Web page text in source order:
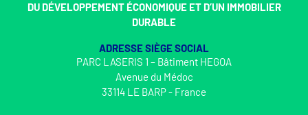
DU DÉVELOPPEMENT ÉCONOMIQUE ET D’UN IMMOBILIER
DURABLE
ADRESSE SIÈGE SOCIAL
PARC LASERIS 1 – Bâtiment HEGOA
Avenue du Médoc
33114 LE BARP - France